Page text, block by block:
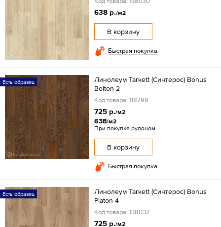
638 р./м2
В корзину
Быстрая покупка
Есть образец
Линолеум Tarkett (Синтерос) Bonus
Bolton 2
Код товара: 118799
725 р./м2
638/м2
При покупке рулоном
В корзину
Быстрая покупка
Есть образец
Линолеум Tarkett (Синтерос) Bonus
Platon 4
Код товара: 138032
725 р./м2